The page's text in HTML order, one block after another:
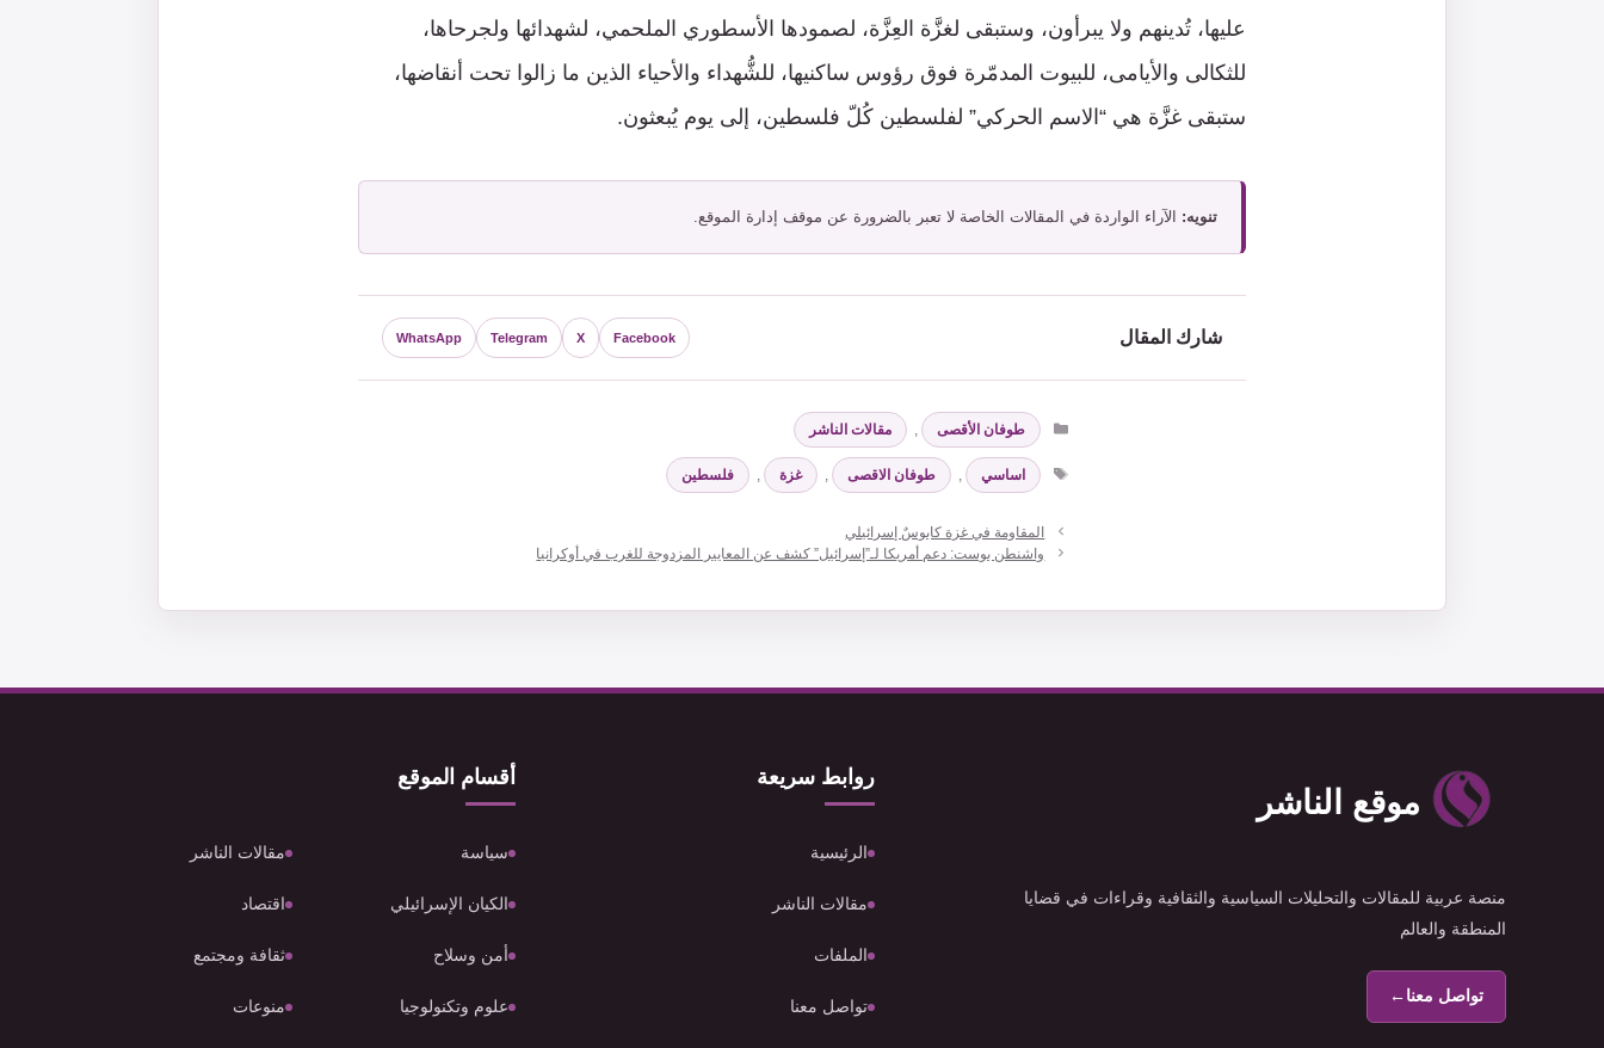
عليها، تُدينهم ولا يبرأون، وستبقى لغزَّة العِزَّة، لصمودها الأسطوري الملحمي، لشهدائها ولجرحاها،
للثكالى والأيامى، للبيوت المدمّرة فوق رؤوس ساكنيها، للشُّهداء والأحياء الذين ما زالوا تحت أنقاضها،
ستبقى غزَّة هي “الاسم الحركي” لفلسطين كُلّ فلسطين، إلى يوم يُبعثون.
تنويه: الآراء الواردة في المقالات الخاصة لا تعبر بالضرورة عن موقف إدارة الموقع.
شارك المقال Facebook
X
Telegram
WhatsApp
التصنيفات
طوفان الأقصى ,
مقالات الناشر
الوسوم
اساسي , طوفان الاقصى , غزة , فلسطين
‏المقاومة في غزة كابوسٌ إسرائيلي
واشنطن بوست: دعم أمريكا لـ”إسرائيل” كشف عن المعايير المزدوجة للغرب في أوكرانيا
موقع الناشر
منصة عربية للمقالات والتحليلات السياسية والثقافية وقراءات في قضايا
المنطقة والعالم
تواصل معنا←
روابط سريعة
الرئيسية
مقالات الناشر
الملفات
تواصل معنا
أقسام الموقع
سياسة مقالات الناشر
الكيان الإسرائيلي اقتصاد
أمن وسلاح ثقافة ومجتمع
علوم وتكنولوجيا منوعات